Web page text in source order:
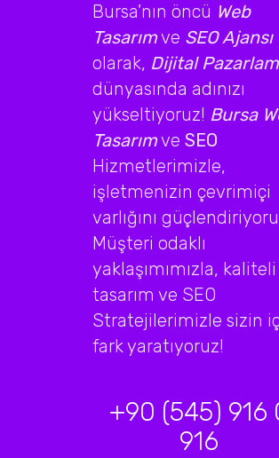
Bursa'nın öncü Web
Tasarımve SEO Ajansı
olarak, Dijital
dünyasında adınızı
yükseltiyoruz! Bursa
Tasarımve SEO
Hizmetlerimizle,
işletmenizin çevrimiçi
varlığını
Müşteri odaklı
yaklaşımımızla, kaliteli
tasarım ve SEO
Stratejilerimizle sizin
fark yaratıyoruz!
+90 (545) 916
916